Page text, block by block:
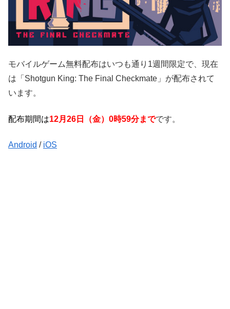
モバイルゲーム無料配布はいつも通り1週間限定で、現在
は「Shotgun King: The Final Checkmate」が配布されて
います。
配布期間は12月26日（金）0時59分までです。
Android / iOS